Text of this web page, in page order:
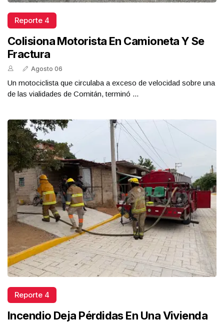
Reporte 4
Colisiona Motorista En Camioneta Y Se
Fractura
Agosto 06
Un motociclista que circulaba a exceso de velocidad sobre una
de las vialidades de Comitán, terminó ...
Reporte 4
Incendio Deja Pérdidas En Una Vivienda